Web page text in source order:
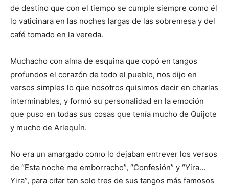
de destino que con el tiempo se cumple siempre como él
lo vaticinara en las noches largas de las sobremesa y del
café tomado en la vereda.
Muchacho con alma de esquina que copó en tangos
profundos el corazón de todo el pueblo, nos dijo en
versos simples lo que nosotros quisimos decir en charlas
interminables, y formó su personalidad en la emoción
que puso en todas sus cosas que tenía mucho de Quijote
y mucho de Arlequín.
No era un amargado como lo dejaban entrever los versos
de “Esta noche me emborracho”, “Confesión” y “Yira…
Yira”, para citar tan solo tres de sus tangos más famosos